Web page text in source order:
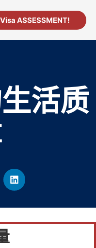
Visa ASSESSMENT!
活质